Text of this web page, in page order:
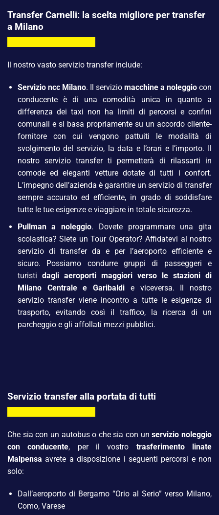
Transfer Carnelli: la scelta migliore per transfer
a Milano
Il nostro vasto servizio transfer include:
Servizio ncc Milano. Il servizio macchine a noleggio con
conducente è di una comodità unica in quanto a
differenza dei taxi non ha limiti di percorsi e confini
comunali e si basa propriamente su un accordo cliente-
fornitore con cui vengono pattuiti le modalità di
svolgimento del servizio, la data e l’orari e l’importo. Il
nostro servizio transfer ti permetterà di rilassarti in
comode ed eleganti vetture dotate di tutti i confort.
L’impegno dell’azienda è garantire un servizio di transfer
sempre accurato ed efficiente, in grado di soddisfare
tutte le tue esigenze e viaggiare in totale sicurezza.
Pullman a noleggio. Dovete programmare una gita
scolastica? Siete un Tour Operator? Affidatevi al nostro
servizio di transfer da e per l’aeroporto efficiente e
sicuro. Possiamo condurre gruppi di passeggeri e
turisti dagli aeroporti maggiori verso le stazioni di
Milano Centrale e Garibaldi e viceversa. Il nostro
servizio transfer viene incontro a tutte le esigenze di
trasporto, evitando così il traffico, la ricerca di un
parcheggio e gli affollati mezzi pubblici.
Servizio transfer alla portata di tutti
Che sia con un autobus o che sia con unservizio noleggio
con conducente, per il vostro trasferimento linate
Malpensa avrete a disposizione i seguenti percorsi e non
solo:
Dall’aeroporto di Bergamo “Orio al Serio” verso Milano,
Como, Varese